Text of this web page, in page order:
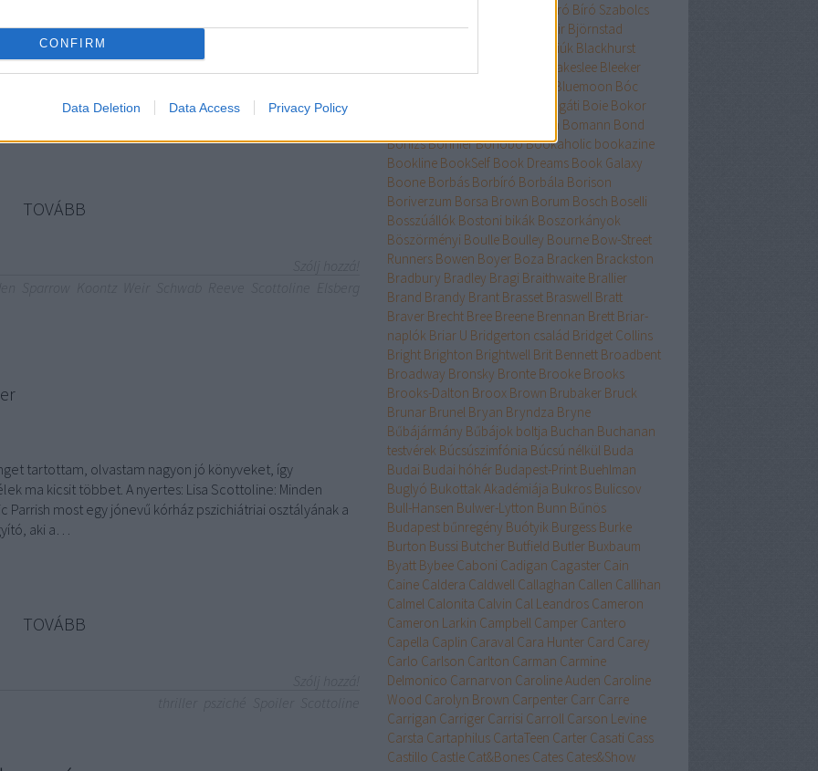
CONFIRM
Data Deletion Data Access Privacy Policy
tinikor) 20 kérdés volt, és 40 volt a maximális
Én 38-at…
TOVÁBB
tartottam, olvastam nagyon jó könyveket, így
ma kicsit többet. A nyertes: Lisa Scottoline: Minden
Parrish most egy jónevű kórház pszichiátriai osztályának a
aki a…
TOVÁBB
Bíró Bíró Szabolcs
BishopBissellBjork Björnsdóttir Björnstad
Blackhawk fiúk Blackhurst
Blakeslee Bleeker
Bluemoon Bóc
Bogáti Boie Bokor
Bolton Bomann Bond
BónizsBonnierBonobóBookaholic bookazine
Bookline BookSelf Book Dreams Book Galaxy
Boone Borbás Borbíró Borbála Borison
Boriverzum Borsa Brown Borum Bosch Boselli
Bosszúállók Bostoni bikák Boszorkányok
Böszörményi Boulle Boulley Bourne Bow-Street
Runners Bowen Boyer Boza Bracken Brackston
Bradbury Bradley Bragi Braithwaite Brallier
Brand Brandy Brant Brasset Braswell Bratt
Braver Brecht Bree Breene Brennan Brett Briar-
naplók Briar U Bridgerton család Bridget Collins
Bright Brighton Brightwell Brit Bennett Broadbent
Broadway Bronsky Bronte Brooke Brooks
Brooks-Dalton Broox Brown Brubaker Bruck
Brunar Brunel Bryan Bryndza Bryne
Bűbájármány Bűbájok boltja Buchan Buchanan
testvérek Búcsúszimfónia Búcsú nélkül Buda
Budai Budai hóhér Budapest-Print Buehlman
Buglyó Bukottak Akadémiája Bukros Bulicsov
Bull-Hansen Bulwer-Lytton Bunn Bűnös
Budapest bűnregény Buótyik Burgess Burke
Burton Bussi Butcher Butfield Butler Buxbaum
Byatt Bybee Caboni Cadigan Cagaster Cain
Caine Caldera Caldwell Callaghan Callen Callihan
Calmel Calonita Calvin Cal Leandros Cameron
Cameron Larkin Campbell Camper Cantero
Capella Caplin Caraval Cara Hunter Card Carey
Carlo Carlson Carlton Carman Carmine
Delmonico Carnarvon Caroline Auden Caroline
Wood Carolyn Brown Carpenter Carr Carre
Carrigan Carriger Carrisi Carroll Carson Levine
Carsta Cartaphilus CartaTeen Carter Casati Cass
Castillo Castle Cat&Bones Cates Cates&Show